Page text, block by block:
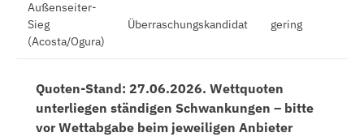
Außenseiter-
Sieg
(Acosta/Ogura)
Überraschungskandidat gering
Quoten-Stand: 27.06.2026. Wettquoten
unterliegen ständigen Schwankungen – bitte
vor Wettabgabe beim jeweiligen Anbieter